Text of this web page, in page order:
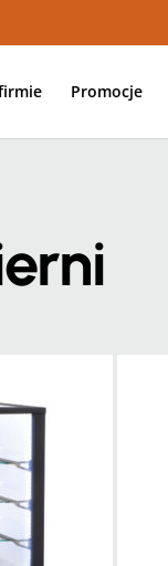
Promocje